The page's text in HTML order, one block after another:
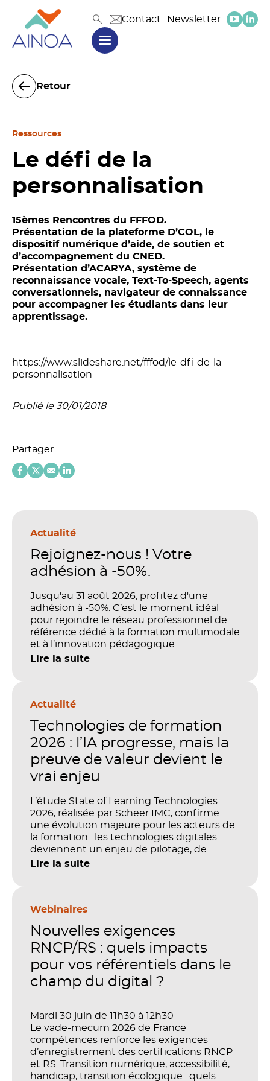
Contact Newsletter
Retour
Ressources
Le défi de la
personnalisation
15èmes Rencontres du FFFOD.
Présentation de la plateforme D’COL, le
dispositif numérique d’aide, de soutien et
d’accompagnement du CNED.
Présentation d’ACARYA, système de
reconnaissance vocale, Text-To-Speech, agents
conversationnels, navigateur de connaissance
pour accompagner les étudiants dans leur
apprentissage.
https://www.slideshare.net/fffod/le-dfi-de-la-
personnalisation
Publié le 30/01/2018
Partager
Actualité
Rejoignez-nous ! Votre
adhésion à -50%.
Jusqu'au 31 août 2026, profitez d'une
adhésion à -50%. C’est le moment idéal
pour rejoindre le réseau professionnel de
référence dédié à la formation multimodale
et à l’innovation pédagogique.
Lire la suite
Actualité
Technologies de formation
2026 : l’IA progresse, mais la
preuve de valeur devient le
vrai enjeu
L’étude State of Learning Technologies
2026, réalisée par Scheer IMC, confirme
une évolution majeure pour les acteurs de
la formation : les technologies digitales
deviennent un enjeu de pilotage, de
performance et de preuve de valeur. IA,
stratégique. Mais comment démontrer
investissements sur les compétences, la
productivité et la performance des
Lire la suite
Webinaires
Nouvelles exigences
RNCP/RS : quels impacts
pour vos référentiels dans le
champ du digital ?
Mardi 30 juin de 11h30 à 12h30
Le vade-mecum 2026 de France
compétences renforce les exigences
d’enregistrement des certifications RNCP
et RS. Transition numérique, accessibilité,
handicap, transition écologique : quels